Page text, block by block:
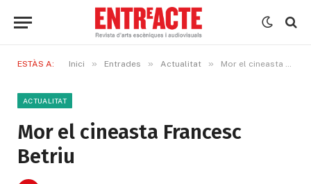
ESTÀS A: Inici » Entrades » Actualitat » Mor el cineasta Francesc Betriu
ACTUALITAT
Mor el cineasta Francesc
Betriu